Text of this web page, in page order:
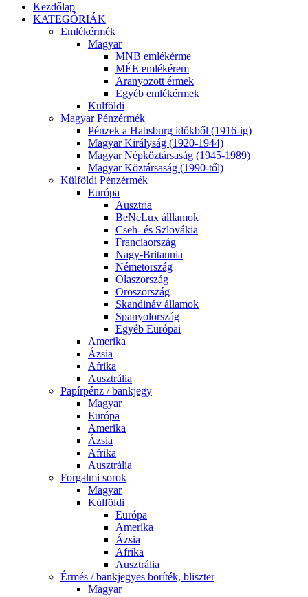
Kezdőlap
KATEGÓRIÁK
Emlékérmék
Magyar
MNB emlékérme
MÉE emlékérem
Aranyozott érmek
Egyéb emlékérmek
Külföldi
Magyar Pénzérmék
Pénzek a Habsburg időkből (1916-ig)
Magyar Királyság (1920-1944)
Magyar Népköztársaság (1945-1989)
Magyar Köztársaság (1990-től)
Külföldi Pénzérmék
Európa
Ausztria
BeNeLux álllamok
Cseh- és Szlovákia
Franciaország
Nagy-Britannia
Németország
Olaszország
Oroszország
Skandináv államok
Spanyolország
Egyéb Európai
Amerika
Ázsia
Afrika
Ausztrália
Papírpénz / bankjegy
Magyar
Európa
Amerika
Ázsia
Afrika
Ausztrália
Forgalmi sorok
Magyar
Külföldi
Európa
Amerika
Ázsia
Afrika
Ausztrália
Érmés / bankjegyes boríték, bliszter
Magyar